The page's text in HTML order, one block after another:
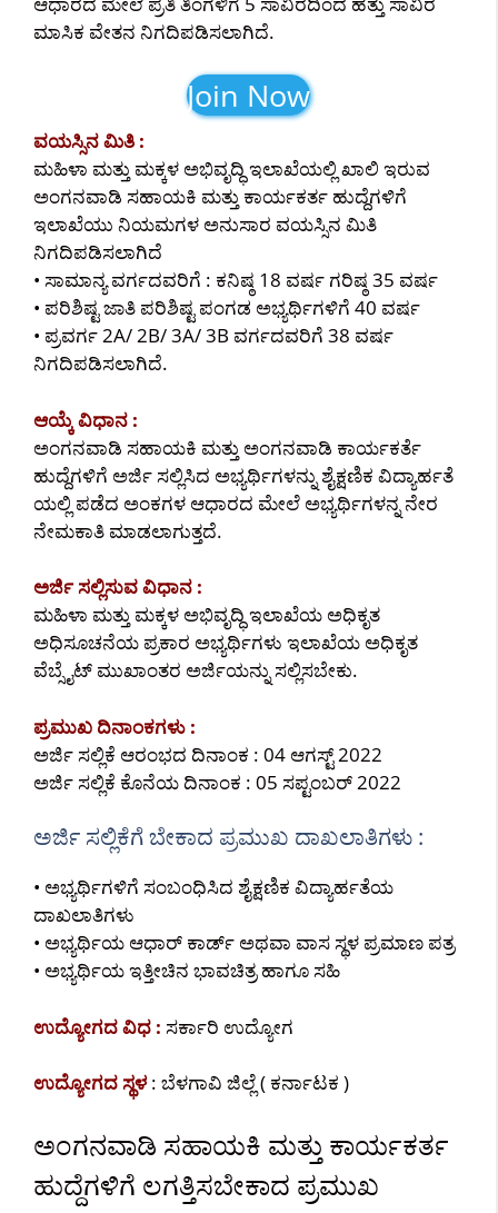
ಮಾಸಿಕ ವೇತನ ನಿಗದಿಪಡಿಸಲಾಗಿದೆ.
Join Now
ವಯಸ್ಸಿನ ಮಿತಿ :
ಮಹಿಳಾ ಮತ್ತು ಮಕ್ಕಳ ಅಭಿವೃದ್ಧಿ ಇಲಾಖೆಯಲ್ಲಿ ಖಾಲಿ ಇರುವ
ಅಂಗನವಾಡಿ ಸಹಾಯಕಿ ಮತ್ತು ಕಾರ್ಯಕರ್ತ ಹುದ್ದೆಗಳಿಗೆ
ಇಲಾಖೆಯು ನಿಯಮಗಳ ಅನುಸಾರ ವಯಸ್ಸಿನ ಮಿತಿ
ನಿಗದಿಪಡಿಸಲಾಗಿದೆ
• ಸಾಮಾನ್ಯ ವರ್ಗದವರಿಗೆ : ಕನಿಷ್ಠ 18 ವರ್ಷ ಗರಿಷ್ಠ 35 ವರ್ಷ
• ಪರಿಶಿಷ್ಟ ಜಾತಿ ಪರಿಶಿಷ್ಟ ಪಂಗಡ ಅಭ್ಯರ್ಥಿಗಳಿಗೆ 40 ವರ್ಷ
• ಪ್ರವರ್ಗ 2A/ 2B/ 3A/ 3B ವರ್ಗದವರಿಗೆ 38 ವರ್ಷ
ನಿಗದಿಪಡಿಸಲಾಗಿದೆ.
ಆಯ್ಕೆ ವಿಧಾನ :
ಅಂಗನವಾಡಿ ಸಹಾಯಕಿ ಮತ್ತು ಅಂಗನವಾಡಿ ಕಾರ್ಯಕರ್ತೆ
ಹುದ್ದೆಗಳಿಗೆ ಅರ್ಜಿ ಸಲ್ಲಿಸಿದ ಅಭ್ಯರ್ಥಿಗಳನ್ನು ಶೈಕ್ಷಣಿಕ ವಿದ್ಯಾರ್ಹತೆ
ಯಲ್ಲಿ ಪಡೆದ ಅಂಕಗಳ ಆಧಾರದ ಮೇಲೆ ಅಭ್ಯರ್ಥಿಗಳನ್ನ ನೇರ
ನೇಮಕಾತಿ ಮಾಡಲಾಗುತ್ತದೆ.
ಅರ್ಜಿ ಸಲ್ಲಿಸುವ ವಿಧಾನ :
ಮಹಿಳಾ ಮತ್ತು ಮಕ್ಕಳ ಅಭಿವೃದ್ಧಿ ಇಲಾಖೆಯ ಅಧಿಕೃತ
ಅಧಿಸೂಚನೆಯ ಪ್ರಕಾರ ಅಭ್ಯರ್ಥಿಗಳು ಇಲಾಖೆಯ ಅಧಿಕೃತ
ವೆಬ್ಸೈಟ್ ಮುಖಾಂತರ ಅರ್ಜಿಯನ್ನು ಸಲ್ಲಿಸಬೇಕು.
ಪ್ರಮುಖ ದಿನಾಂಕಗಳು :
ಅರ್ಜಿ ಸಲ್ಲಿಕೆ ಆರಂಭದ ದಿನಾಂಕ : 04 ಆಗಸ್ಟ್ 2022
ಅರ್ಜಿ ಸಲ್ಲಿಕೆ ಕೊನೆಯ ದಿನಾಂಕ : 05 ಸಪ್ಟಂಬರ್ 2022
ಅರ್ಜಿ ಸಲ್ಲಿಕೆಗೆ ಬೇಕಾದ ಪ್ರಮುಖ ದಾಖಲಾತಿಗಳು :
• ಅಭ್ಯರ್ಥಿಗಳಿಗೆ ಸಂಬಂಧಿಸಿದ ಶೈಕ್ಷಣಿಕ ವಿದ್ಯಾರ್ಹತೆಯ
ದಾಖಲಾತಿಗಳು
• ಅಭ್ಯರ್ಥಿಯ ಆಧಾರ್ ಕಾರ್ಡ್ ಅಥವಾ ವಾಸ ಸ್ಥಳ ಪ್ರಮಾಣ ಪತ್ರ
• ಅಭ್ಯರ್ಥಿಯ ಇತ್ತೀಚಿನ ಭಾವಚಿತ್ರ ಹಾಗೂ ಸಹಿ
ಉದ್ಯೋಗದ ವಿಧ : ಸರ್ಕಾರಿ ಉದ್ಯೋಗ
ಉದ್ಯೋಗದ ಸ್ಥಳ : ಬೆಳಗಾವಿ ಜಿಲ್ಲೆ ( ಕರ್ನಾಟಕ )
ಅಂಗನವಾಡಿ ಸಹಾಯಕಿ ಮತ್ತು ಕಾರ್ಯಕರ್ತ
ಹುದ್ದೆಗಳಿಗೆ ಲಗತ್ತಿಸಬೇಕಾದ ಪ್ರಮುಖ